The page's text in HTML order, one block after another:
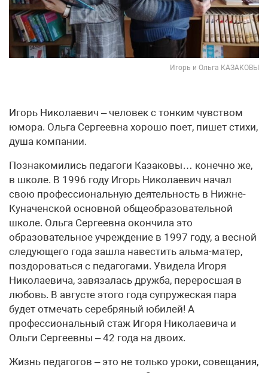
Игорь и Ольга КАЗАКОВЫ
Игорь Николаевич – человек с тонким чувством
юмора. Ольга Сергеевна хорошо поет, пишет стихи,
душа компании.
Познакомились педагоги Казаковы… конечно же,
в школе. В 1996 году Игорь Николаевич начал
свою профессиональную деятельность в Нижне-
Куначенской основной общеобразовательной
школе. Ольга Сергеевна окончила это
образовательное учреждение в 1997 году, а весной
следующего года зашла навестить альма-матер,
поздороваться с педагогами. Увидела Игоря
Николаевича, завязалась дружба, переросшая в
любовь. В августе этого года супружеская пара
будет отмечать серебряный юбилей! А
профессиональный стаж Игоря Николаевича и
Ольги Сергеевны – 42 года на двоих.
Жизнь педагогов – это не только уроки, совещания,